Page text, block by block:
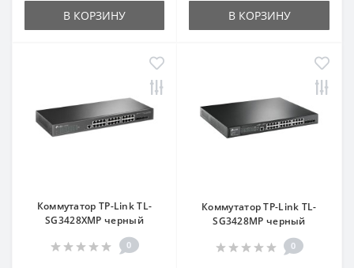
В КОРЗИНУ В КОРЗИНУ
Коммутатор TP-Link TL-
SG3428XMP черный
0
Коммутатор TP-Link TL-
SG3428MP черный
0